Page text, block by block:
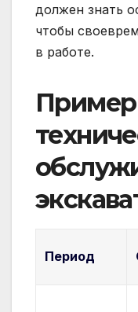
должен знать
чтобы
в работе.
Период